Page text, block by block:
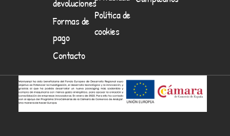
Formas de
pago
Contacto
Política de
cookies